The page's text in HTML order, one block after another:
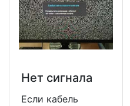
Нет сигнала
Если кабель